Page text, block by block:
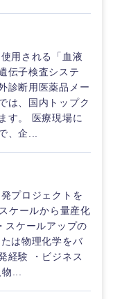
・家賃補助有
用される「血液
伝子検査システ
診断用医薬品メー
は、国内トップク
す。 医療現場に
、企...
プロジェクトを
ケールから量産化
スケールアップの
は物理化学をバ
経験 ・ビジネス
...